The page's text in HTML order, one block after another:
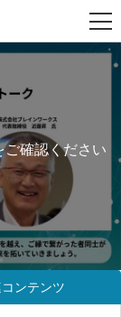
確認ください
ンテンツ